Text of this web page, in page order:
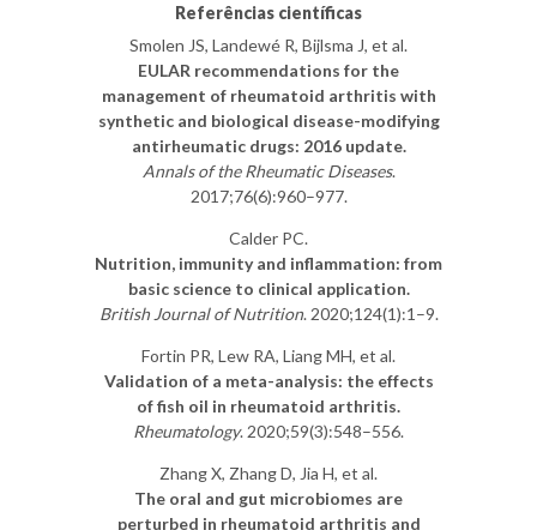
Referências científicas
Smolen JS, Landewé R, Bijlsma J, et al.
EULAR recommendations for the
management of rheumatoid arthritis with
synthetic and biological disease-modifying
antirheumatic drugs: 2016 update.
Annals of the Rheumatic Diseases.
2017;76(6):960–977.
Calder PC.
Nutrition, immunity and inflammation: from
basic science to clinical application.
British Journal of Nutrition. 2020;124(1):1–9.
Fortin PR, Lew RA, Liang MH, et al.
Validation of a meta-analysis: the effects
of fish oil in rheumatoid arthritis.
Rheumatology. 2020;59(3):548–556.
Zhang X, Zhang D, Jia H, et al.
The oral and gut microbiomes are
perturbed in rheumatoid arthritis and